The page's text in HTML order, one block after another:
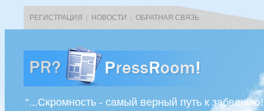
РЕГИСТРАЦИЯ НОВОСТИ ОБРАТНАЯ СВЯЗЬ
“...Скромность - самый верный путь к